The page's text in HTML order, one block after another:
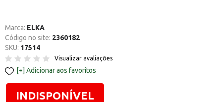
Marca: ELKA
Código no site: 2360182
SKU: 17514
Visualizar avaliações
Adicionar aos favoritos
INDISPONÍVEL